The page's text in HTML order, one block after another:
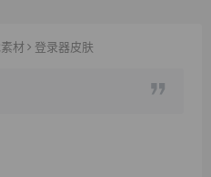
材 登录器皮肤